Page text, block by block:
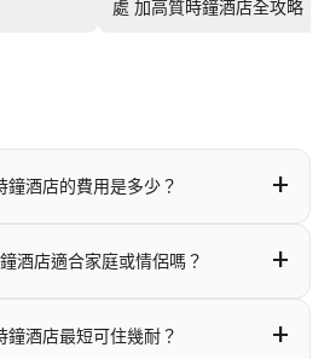
處 加高質時鐘酒店全攻略
鐘酒店的費用是多少？ +
酒店適合家庭或情侶嗎？ +
鐘酒店最短可住幾耐？ +